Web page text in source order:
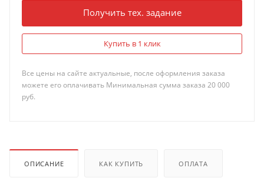
Получить тех. задание
Купить в 1 клик
Все цены на сайте актуальные, после оформления заказа
можете его оплачивать Минимальная сумма заказа 20 000
руб.
ОПИСАНИЕ КАК КУПИТЬ ОПЛАТА